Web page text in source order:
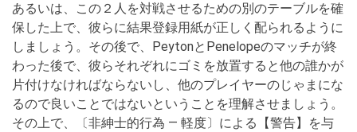
あるいは、この２人を対戦させるための別のテーブルを確
保した上で、彼らに結果登録用紙が正しく配られるように
しましょう。その後で、PeytonとPenelopeのマッチが終
わった後で、彼らそれぞれにゴミを放置すると他の誰かが
片付けなければならないし、他のプレイヤーのじゃまにな
るので良いことではないということを理解させましょう。
その上で、〔非紳士的行為 ― 軽度〕による【警告】を与